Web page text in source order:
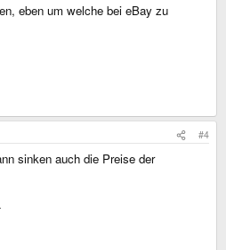
eben um welche bei eBay zu
#4
sinken auch die Preise der